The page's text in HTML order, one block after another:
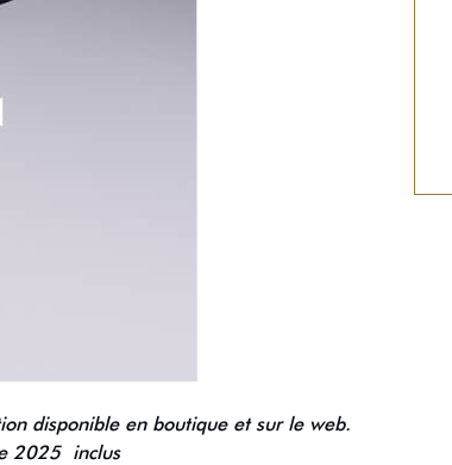
disponible en boutique et sur le web.
2025 inclus